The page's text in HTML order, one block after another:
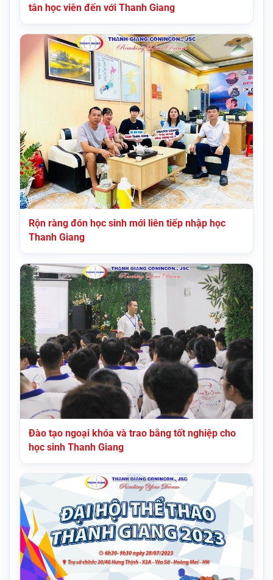
tân học viên đến với Thanh Giang
Rộn ràng đón học sinh mới liên tiếp nhập học
Thanh Giang
Đào tạo ngoại khóa và trao bằng tốt nghiệp cho
học sinh Thanh Giang